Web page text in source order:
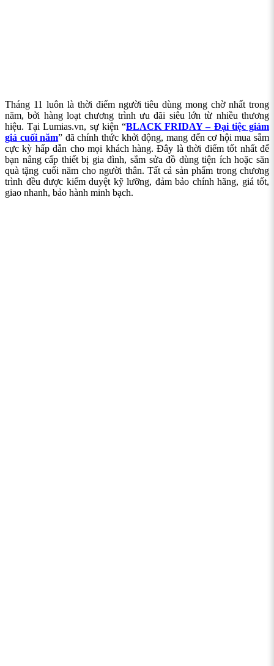
Tháng 11 luôn là thời điểm người tiêu dùng mong chờ nhất trong
năm, bởi hàng loạt chương trình ưu đãi siêu lớn từ nhiều thương
hiệu. Tại Lumias.vn, sự kiện “BLACK FRIDAY – Đại tiệc giảm
giá cuối năm” đã chính thức khởi động, mang đến cơ hội mua sắm
cực kỳ hấp dẫn cho mọi khách hàng. Đây là thời điểm tốt nhất để
bạn nâng cấp thiết bị gia đình, sắm sửa đồ dùng tiện ích hoặc săn
quà tặng cuối năm cho người thân. Tất cả sản phẩm trong chương
trình đều được kiểm duyệt kỹ lưỡng, đảm bảo chính hãng, giá tốt,
giao nhanh, bảo hành minh bạch.